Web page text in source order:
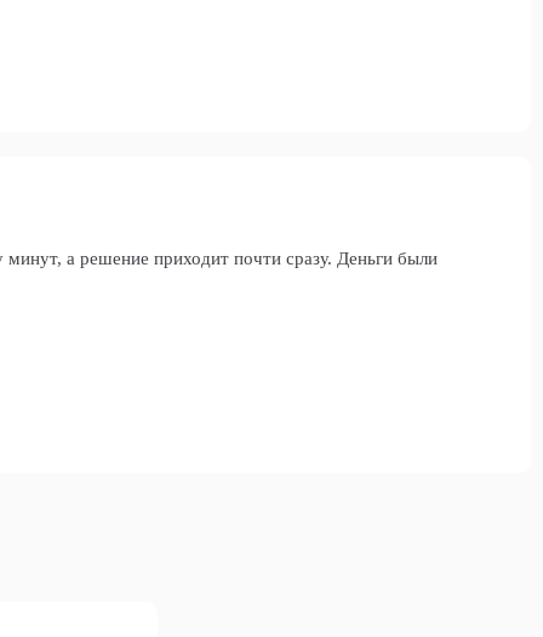
минут, а решение приходит почти сразу. Деньги были